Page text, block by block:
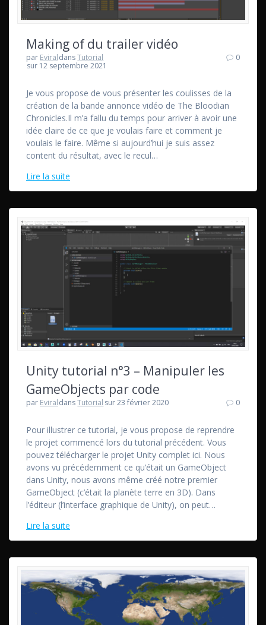
Making of du trailer vidéo
par EviraldansTutorial
sur 12 septembre 2021
0
Je vous propose de vous présenter les coulisses de la
création de la bande annonce vidéo de The Bloodian
Chronicles.Il m’a fallu du temps pour arriver à avoir une
idée claire de ce que je voulais faire et comment je
voulais le faire. Même si aujourd’hui je suis assez
content du résultat, avec le recul…
Lire la suite
Unity tutorial n°3 – Manipuler les
GameObjects par code
par EviraldansTutorial sur 23 février 2020 0
Pour illustrer ce tutorial, je vous propose de reprendre
le projet commencé lors du tutorial précédent. Vous
pouvez télécharger le projet Unity complet ici. Nous
avons vu précédemment ce qu’était un GameObject
dans Unity, nous avons même créé notre premier
GameObject (c’était la planète terre en 3D). Dans
l’éditeur (l’interface graphique de Unity), on peut…
Lire la suite